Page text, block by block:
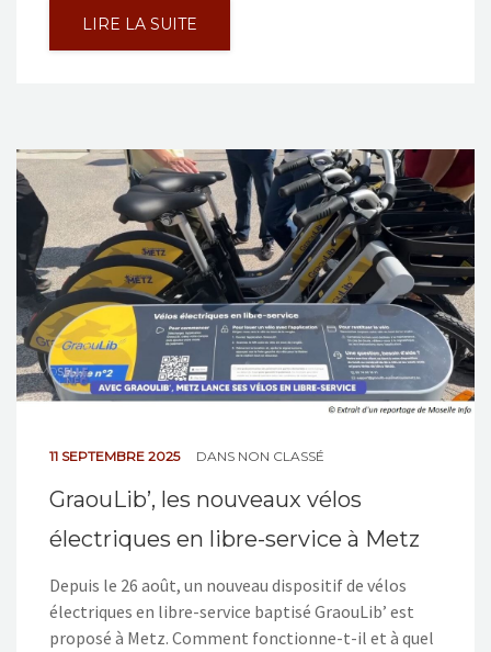
LIRE LA SUITE
11 SEPTEMBRE 2025 DANS NON CLASSÉ
GraouLib’, les nouveaux vélos
électriques en libre-service à Metz
Depuis le 26 août, un nouveau dispositif de vélos
électriques en libre-service baptisé GraouLib’ est
proposé à Metz. Comment fonctionne-t-il et à quel